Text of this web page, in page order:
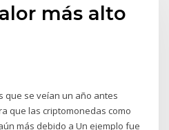
más alto
que se veían un año antes
que las criptomonedas como
más debido a Un ejemplo fue